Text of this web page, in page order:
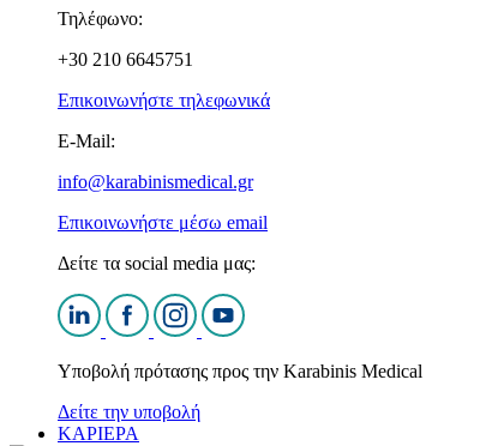
Τηλέφωνο:
+30 210 6645751
Επικοινωνήστε τηλεφωνικά
E-Mail:
info@karabinismedical.gr
Επικοινωνήστε μέσω email
Δείτε τα social media μας:
Υποβολή πρότασης προς την Karabinis Medical
Δείτε την υποβολή
ΚΑΡΙΕΡΑ